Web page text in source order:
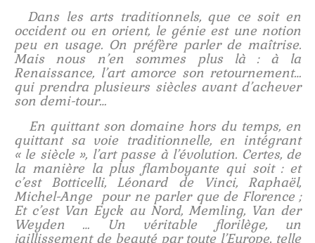
Dans les arts traditionnels, que ce soit en
occident ou en orient, le génie est une notion
peu en usage. On préfère parler de maîtrise.
Mais nous n’en sommes plus là : à la
Renaissance, l’art amorce son retournement…
qui prendra plusieurs siècles avant d’achever
son demi-tour…
En quittant son domaine hors du temps, en
quittant sa voie traditionnelle, en intégrant
« le siècle », l’art passe à l’évolution. Certes, de
la manière la plus flamboyante qui soit : et
c’est Botticelli, Léonard de Vinci, Raphaël,
Michel-Ange pour ne parler que de Florence ;
Et c’est Van Eyck au Nord, Memling, Van der
Weyden … Un véritable florilège, un
jaillissement de beauté par toute l’Europe, telle